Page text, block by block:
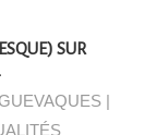
SUR
|